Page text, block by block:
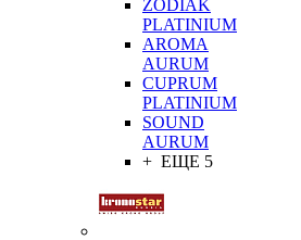
ZODIAK
PLATINIUM
AROMA
AURUM
CUPRUM
PLATINIUM
SOUND
AURUM
+ ЕЩЕ 5